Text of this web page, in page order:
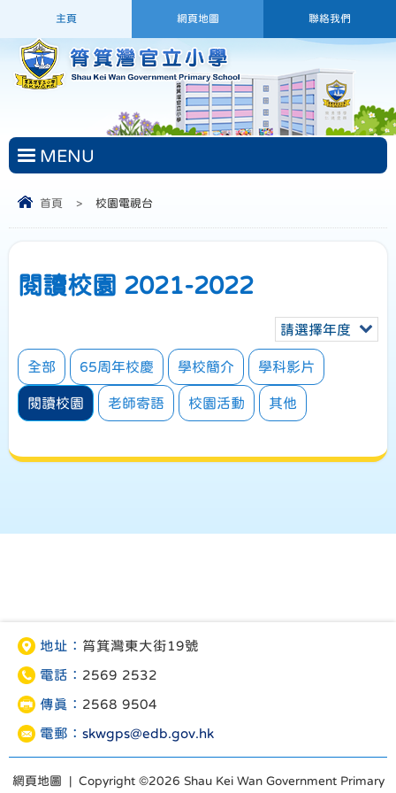
主頁 網頁地圖 聯絡我們
MENU
首頁 > 校園電視台
閱讀校園 2021-2022
請選擇年度
全部 65周年校慶 學校簡介 學科影片
閱讀校園 老師寄語 校園活動 其他
地址： 筲箕灣東大街19號
電話： 2569 2532
傳真： 2568 9504
電郵： skwgps@edb.gov.hk
網頁地圖 | Copyright ©2026 Shau Kei Wan Government Primary